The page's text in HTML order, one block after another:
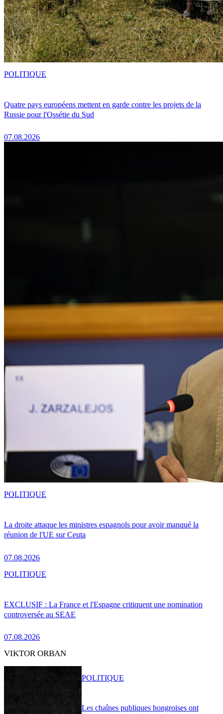
Quatre pays européens mettent en garde contre les projets de la
Russie pour l'Ossétie du Sud
07.08.2026
POLITIQUE
La droite attaque les ministres espagnols pour avoir manqué la
réunion de l'UE sur Ceuta
07.08.2026
POLITIQUE
EXCLUSIF : La France et l'Espagne critiquent une nomination
controversée au SEAE
07.08.2026
POLITIQUE
VIKTOR ORBAN
Les chaînes publiques hongroises ont
POLITIQUE